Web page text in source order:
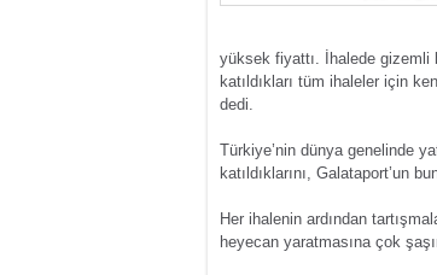
yüksek fiyattı. İhalede gizemli
katıldıkları tüm ihaleler için
dedi.
Türkiye’nin dünya genelinde
katıldıklarını, Galataport’un
Her ihalenin ardından
heyecan yaratmasına çok